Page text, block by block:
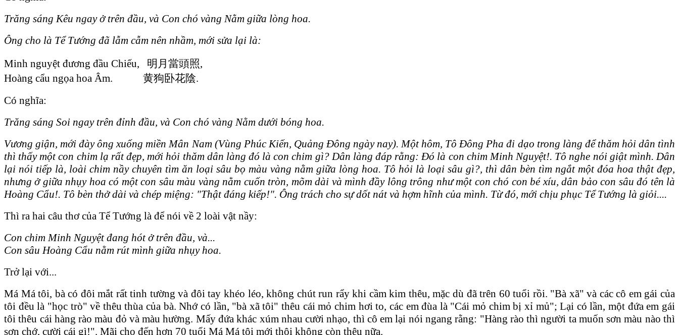
Trăng sáng Kêu ngay ở trên đầu, và Con chó vàng Nằm giữa lòng hoa.
Ông cho là Tể Tướng đã lẫm cẫm nên nhầm, mới sửa lại là:
Minh nguyệt đương đầu Chiếu, 明月當頭照,
Hoàng cẩu ngọa hoa Âm. 黄狗卧花陰.
Có nghĩa:
Trăng sáng Soi ngay trên đỉnh đầu, và Con chó vàng Nằm dưới bóng hoa.
Vương giận, mới đày ông xuống miền Mân Nam (Vùng Phúc Kiến, Quảng Đông ngày nay). Một hôm, Tô Đông Pha đi dạo trong làng để thăm hỏi dân tình
thì thấy một con chim lạ rất đẹp, mới hỏi thăm dân làng đó là con chim gì? Dân làng đáp rằng: Đó là con chim Minh Nguyệt!. Tô nghe nói giật mình. Dân
lại nói tiếp là, loài chim nầy chuyên tìm ăn loại sâu bọ màu vàng nằm giữa lòng hoa. Tô hỏi là loại sâu gì?, thì dân bèn tìm ngắt một đóa hoa thật đẹp,
nhưng ở giữa nhụy hoa có một con sâu màu vàng nằm cuốn tròn, mõm dài và mình đầy lông trông như một con chó con bé xíu, dân bảo con sâu đó tên là
Hoàng Cẩu!. Tô bèn thở dài và chép miệng: "Thật đáng kiếp!". Ông trách cho sự dốt nát và hợm hĩnh của mình. Từ đó, mới chịu phục Tể Tướng là giỏi....
Thì ra hai câu thơ của Tể Tướng là để nói về 2 loài vật nầy:
Con chim Minh Nguyệt đang hót ở trên đầu, và...
Con sâu Hoàng Cẩu nằm rút mình giữa nhụy hoa.
Trở lại với...
Má Má tôi, bà có đôi mắt rất tinh tường và đôi tay khéo léo, không chút run rẩy khi cầm kim thêu, mặc dù đã trên 60 tuổi rồi. "Bà xã" và các cô em gái của
tôi đều là "học trò" về thêu thùa của bà. Nhớ có lần, "bà xã tôi" thêu cái mỏ chim hơi to, các em đùa là "Cái mỏ chim bị xỉ mủ"; Lại có lần, một đứa em gái
tôi thêu cái hàng rào màu đỏ và màu hường. Mấy đứa khác xúm nhau cười nhạo, thì cô em lại nói ngang rằng: "Hàng rào thì người ta muốn sơn màu nào thì
sơn chớ, cười cái gì!". Mãi cho đến hơn 70 tuổi Má Má tôi mới thôi không còn thêu nữa.